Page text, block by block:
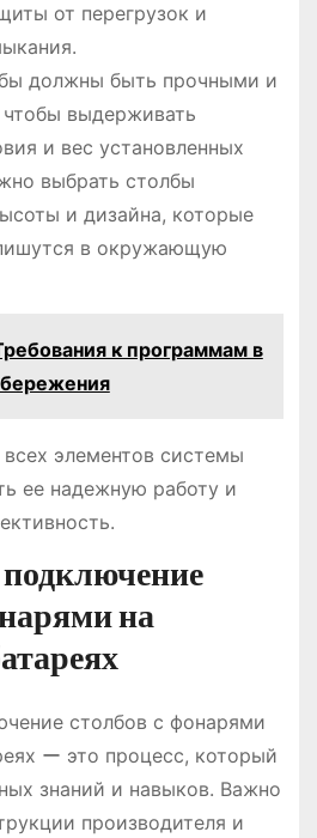
от перегрузок и
должны быть прочными и
выдерживать
и вес установленных
выбрать столбы
и дизайна, которые
в окружающую
к программам в
элементов системы
ее надежную работу и
на
столбов с фонарями
ー это процесс, который
знаний и навыков. Важно
производителя и